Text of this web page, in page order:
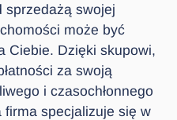
sprzedażą swojej
może być
Ciebie. Dzięki skupowi,
za swoją
i czasochłonnego
firma specjalizuje się w